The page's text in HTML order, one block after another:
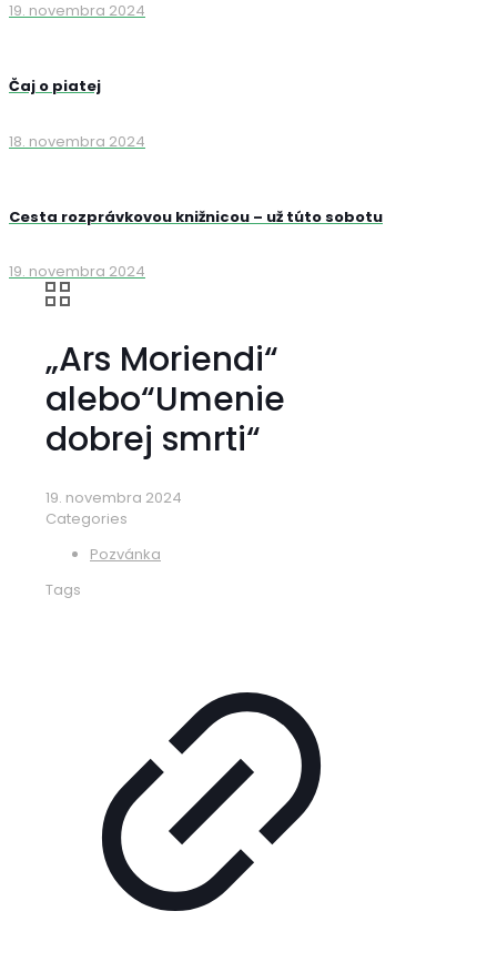
19. novembra 2024
Čaj o piatej
18. novembra 2024
Cesta rozprávkovou knižnicou – už túto sobotu
19. novembra 2024
„Ars Moriendi“
alebo“Umenie
dobrej smrti“
19. novembra 2024
Categories
Pozvánka
Tags